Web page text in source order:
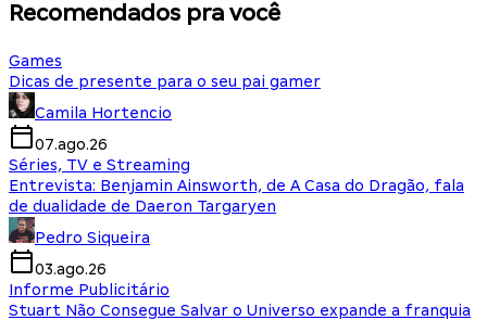
Recomendados pra você
Games
Dicas de presente para o seu pai gamer
Camila Hortencio
07.ago.26
Séries, TV e Streaming
Entrevista: Benjamin Ainsworth, de A Casa do Dragão, fala
de dualidade de Daeron Targaryen
Pedro Siqueira
03.ago.26
Informe Publicitário
Stuart Não Consegue Salvar o Universo expande a franquia